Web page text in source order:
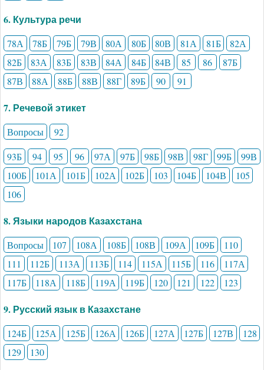
6. Культура речи
78А 78Б 79Б 79В 80А 80Б 80В 81А 81Б
82А
82Б
83А 83Б 83В 84А 84Б 84В 85 86
87Б
87В
88А 88Б 88В 88Г 89Б 90 91
7. Речевой этикет
Вопросы
92
93Б
94 95 96 97А 97Б 98Б 98В 98Г 99Б
99В
100Б
101А 101Б 102А 102Б 103 104Б 104В
105
106
8. Языки народов Казахстана
Вопросы 107 108А 108Б 108В 109А 109Б
110
111
112Б 113А 113Б 114 115А 115Б 116
117А
117Б
118А 118Б 119А 119Б 120 121 122 123
9. Русский язык в Казахстане
124Б 125А 125Б 126А 126Б 127А 127Б 127В
128
129
130